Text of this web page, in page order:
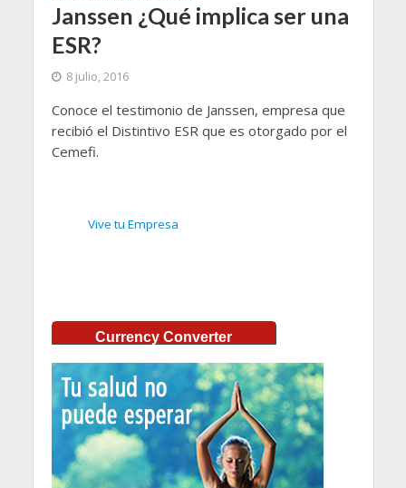
Janssen ¿Qué implica ser una
ESR?
8 julio, 2016
Conoce el testimonio de Janssen, empresa que
recibió el Distintivo ESR que es otorgado por el
Cemefi.
Vive tu Empresa
Currency Converter